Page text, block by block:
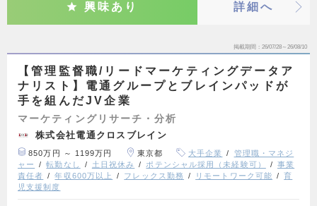
興味あり 詳細へ
掲載期間 26/07/28～26/08/10
【管理監督職/リードマーケティングデータア
ナリスト】電通グループとブレインパッドが
手を組んだJV企業
マーケティングリサーチ・分析
株式会社電通クロスブレイン
850万円 ～ 1199万円 東京都 大手企業
管理職・マネジ
ャー
転勤なし 土日祝休み ポテンシャル採用（未経験可）
事業
責任者
年収600万以上 フレックス勤務 リモートワーク可能
育
児支援制度